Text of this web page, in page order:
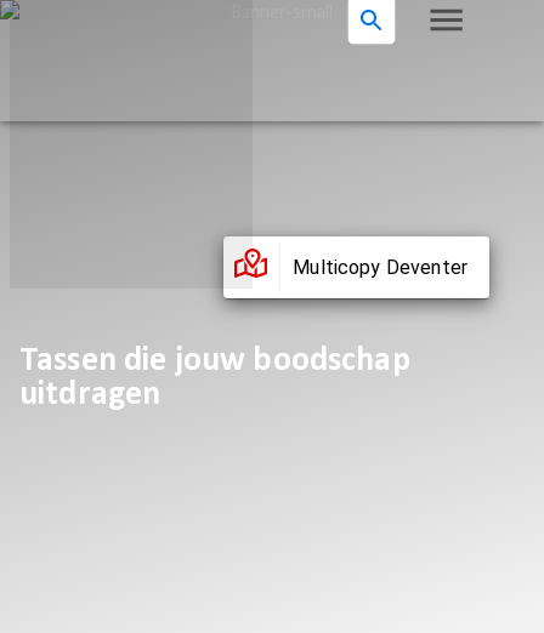
Multicopy Deventer
Tassen die jouw boodschap
uitdragen